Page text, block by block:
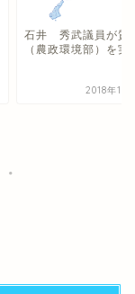
石井 秀武議員が質
（農政環境部）を実
2018年10